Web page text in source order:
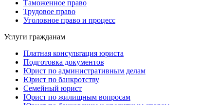
Таможенное право
Трудовое право
Уголовное право и процесс
Услуги гражданам
Платная консультация юриста
Подготовка документов
Юрист по административным делам
Юрист по банкротству
Семейный юрист
Юрист по жилищным вопросам